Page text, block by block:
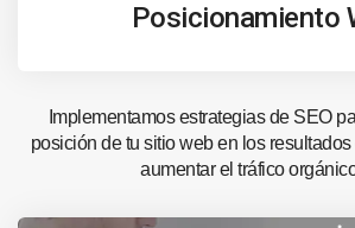
Posicionamiento
Implementamos estrategias de SEO
posición de tu sitio web en los
aumentar el tráfico